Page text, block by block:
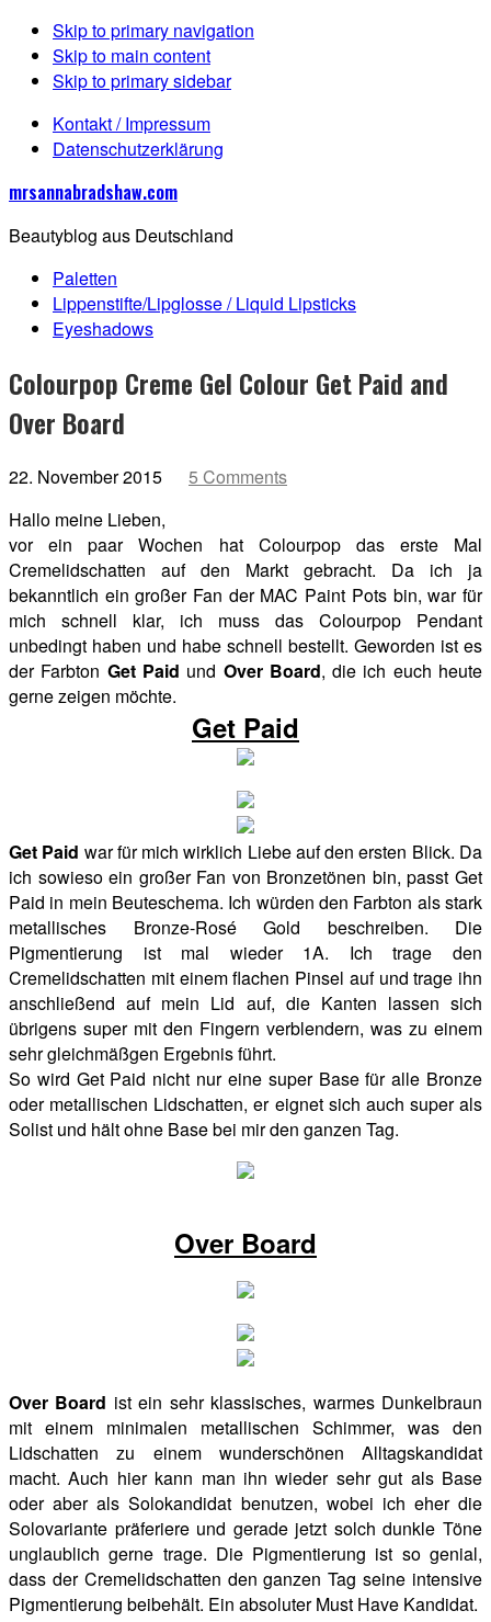
Skip to primary navigation
Skip to main content
Skip to primary sidebar
Kontakt / Impressum
Datenschutzerklärung
mrsannabradshaw.com
Beautyblog aus Deutschland
Paletten
Lippenstifte/Lipglosse / Liquid Lipsticks
Eyeshadows
Colourpop Creme Gel Colour Get Paid and
Over Board
22. November 2015
5 Comments
Hallo meine Lieben,
vor ein paar Wochen hat Colourpop das erste Mal
Cremelidschatten auf den Markt gebracht. Da ich ja
bekanntlich ein großer Fan der MAC Paint Pots bin, war für
mich schnell klar, ich muss das Colourpop Pendant
unbedingt haben und habe schnell bestellt. Geworden ist es
der Farbton Get Paid und Over Board, die ich euch heute
gerne zeigen möchte.
Get Paid
Get Paid war für mich wirklich Liebe auf den ersten Blick. Da
ich sowieso ein großer Fan von Bronzetönen bin, passt Get
Paid in mein Beuteschema. Ich würden den Farbton als stark
metallisches Bronze-Rosé Gold beschreiben. Die
Pigmentierung ist mal wieder 1A. Ich trage den
Cremelidschatten mit einem flachen Pinsel auf und trage ihn
anschließend auf mein Lid auf, die Kanten lassen sich
übrigens super mit den Fingern verblendern, was zu einem
sehr gleichmäßgen Ergebnis führt.
So wird Get Paid nicht nur eine super Base für alle Bronze
oder metallischen Lidschatten, er eignet sich auch super als
Solist und hält ohne Base bei mir den ganzen Tag.
Over Board
Over Board ist ein sehr klassisches, warmes Dunkelbraun
mit einem minimalen metallischen Schimmer, was den
Lidschatten zu einem wunderschönen Alltagskandidat
macht. Auch hier kann man ihn wieder sehr gut als Base
oder aber als Solokandidat benutzen, wobei ich eher die
Solovariante präferiere und gerade jetzt solch dunkle Töne
unglaublich gerne trage. Die Pigmentierung ist so genial,
dass der Cremelidschatten den ganzen Tag seine intensive
Pigmentierung beibehält. Ein absoluter Must Have Kandidat.